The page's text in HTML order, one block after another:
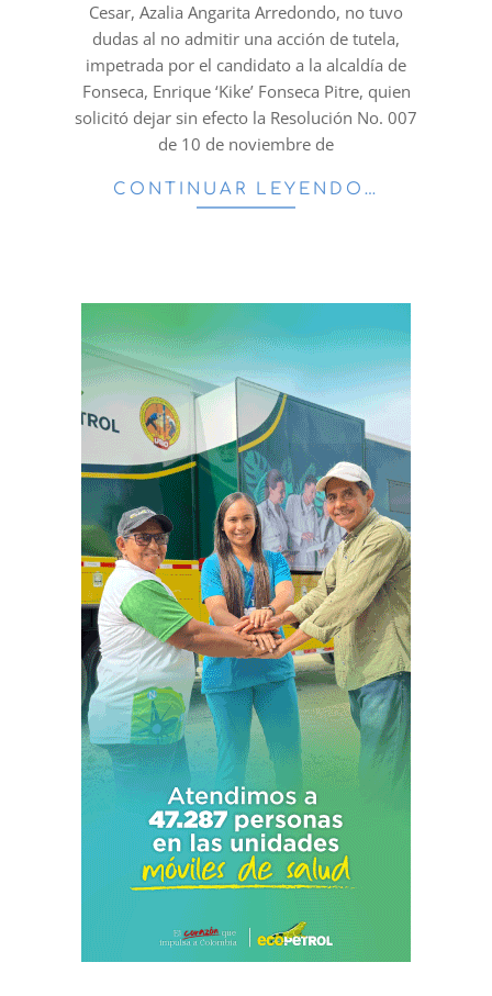
Cesar, Azalia Angarita Arredondo, no tuvo
dudas al no admitir una acción de tutela,
impetrada por el candidato a la alcaldía de
Fonseca, Enrique ‘Kike’ Fonseca Pitre, quien
solicitó dejar sin efecto la Resolución No. 007
de 10 de noviembre de
CONTINUAR LEYENDO…